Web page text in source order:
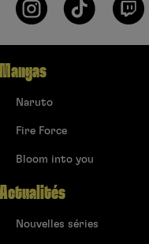
Mangas
Naruto
Fire Force
Bloom into you
Actualités
Nouvelles séries